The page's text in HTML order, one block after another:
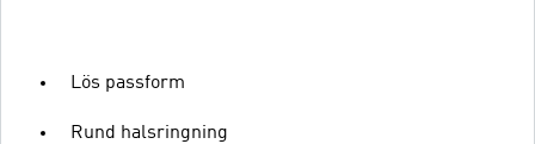
Lös passform
Rund halsringning